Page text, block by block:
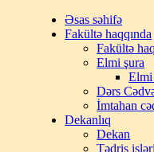
Əsas səhifə
Fakültə haqqında
Fakültə
Elmi şura
Elmi
Dərs
İmtahan
Dekanlıq
Dekan
Tədris